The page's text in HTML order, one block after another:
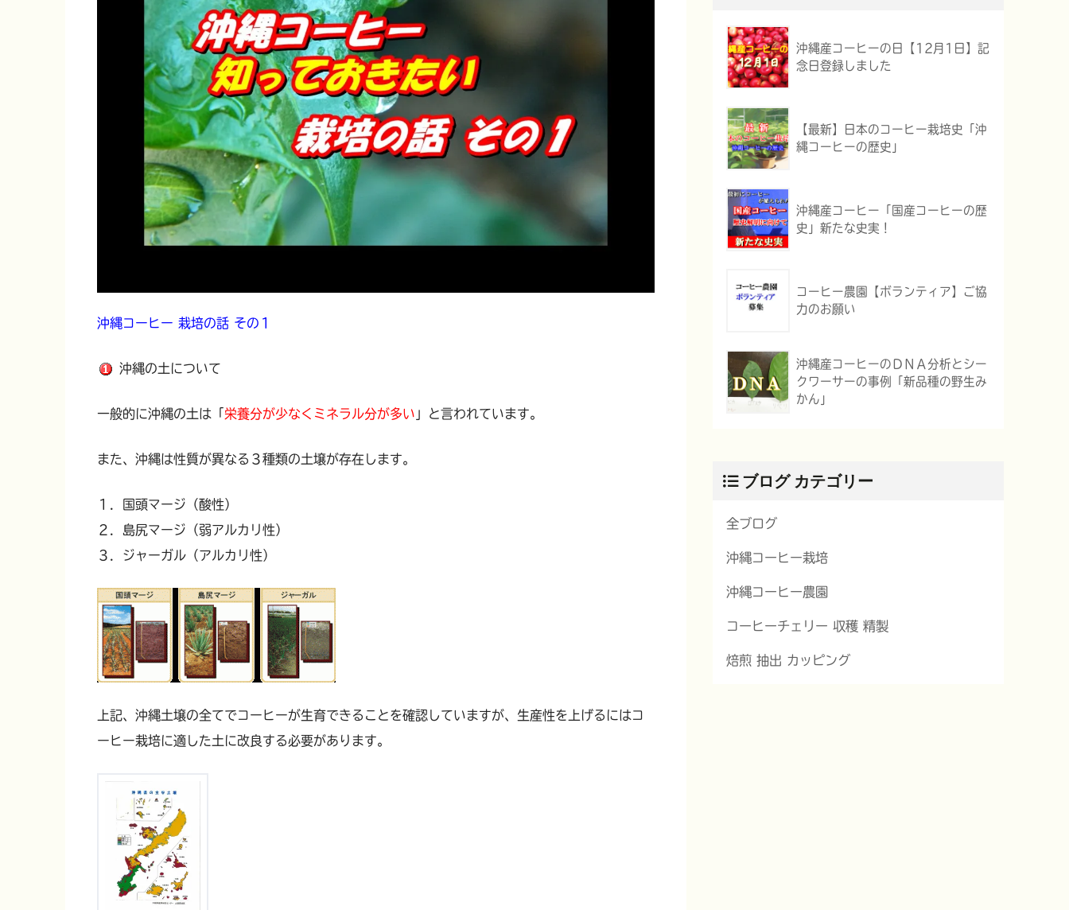
沖縄コーヒー 栽培の話 その１
沖縄の土について
一般的に沖縄の土は「 栄養分が少なくミネラル分が多い 」と言われています。
また、沖縄は性質が異なる３種類の土壌が存在します。
１．国頭マージ（酸性）
２．島尻マージ（弱アルカリ性）
３．ジャーガル（アルカリ性）
上記、沖縄土壌の全てでコーヒーが生育できることを確認していますが、 生産性を上げるにはコ
ーヒー栽培に適した土に改良する必要があります。
沖縄産コーヒーの日【12月1日】記
念日登録しました
【最新】日本のコーヒー栽培史「沖
縄コーヒーの歴史」
沖縄産コーヒー「国産コーヒーの歴
史」新たな史実！
コーヒー農園【ボランティア】ご協
力のお願い
沖縄産コーヒーのＤＮＡ分析とシー
クワーサーの事例「新品種の野生み
かん」
ブログ カテゴリー
全ブログ
沖縄コーヒー栽培
沖縄コーヒー農園
コーヒーチェリー 収穫 精製
焙煎 抽出 カッピング